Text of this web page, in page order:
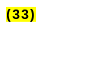
(33)